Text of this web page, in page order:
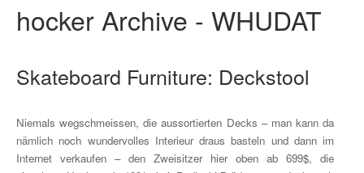
hocker Archive - WHUDAT
Skateboard Furniture: Deckstool
Niemals wegschmeissen, die aussortierten Decks – man kann da
nämlich noch wundervolles Interieur draus basteln und dann im
Internet verkaufen – den Zweisitzer hier oben ab 699$, die